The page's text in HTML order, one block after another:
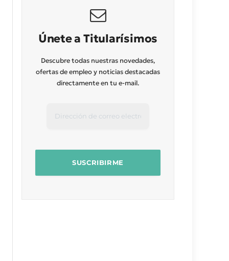
Únete a Titularísimos
Descubre todas nuestras novedades,
ofertas de empleo y noticias destacadas
directamente en tu e-mail.